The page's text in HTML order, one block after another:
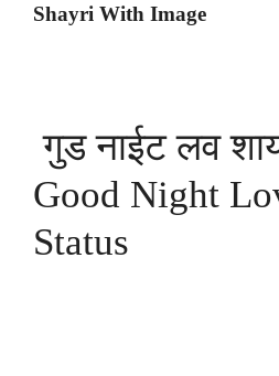
Shayri With Image
गुड नाईट लव
Good Night
Status